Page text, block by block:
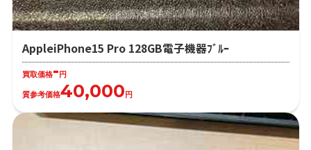
AppleiPhone15 Pro 128GB電子機器ﾌﾞﾙｰ
買取価格- 円
質参考価格40,000 円